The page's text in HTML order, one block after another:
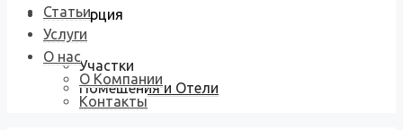
Коммерция
Участки
Помещения и Отели
Статьи
Услуги
О нас
О Компании
Контакты